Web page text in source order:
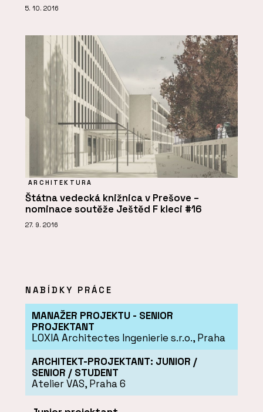
5. 10. 2016
ARCHITEKTURA
Štátna vedecká knižnica v Prešove –
nominace soutěže Ještěd F kleci #16
27. 9. 2016
NABÍDKY PRÁCE
MANAŽER PROJEKTU - SENIOR
PROJEKTANT
LOXIA Architectes Ingenierie s.r.o., Praha
ARCHITEKT-PROJEKTANT: JUNIOR /
SENIOR / STUDENT
Atelier VAS, Praha 6